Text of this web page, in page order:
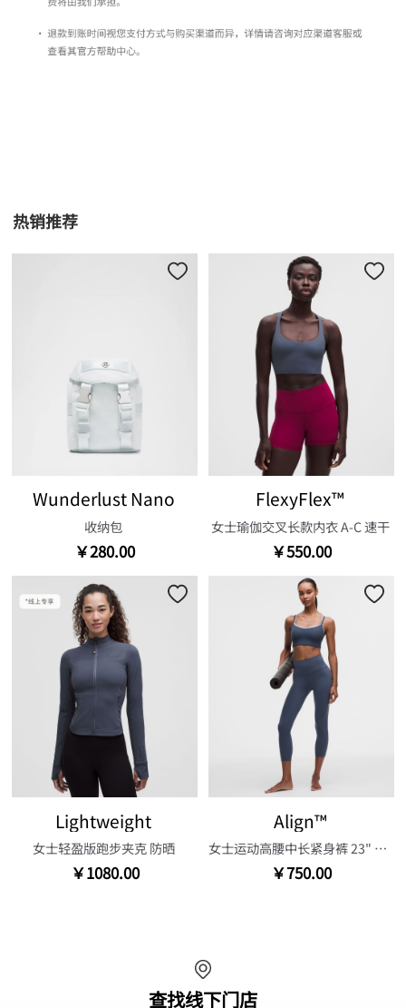
热销推荐
Wunderlust Nano
收纳包
￥280.00
FlexyFlex™
女士瑜伽交叉长款内衣 A-C 速干
￥550.00
Lightweight
女士轻盈版跑步夹克 防晒
￥1080.00
Align™
女士运动高腰中长紧身裤 23" 芯吸
￥750.00
查找线下门店